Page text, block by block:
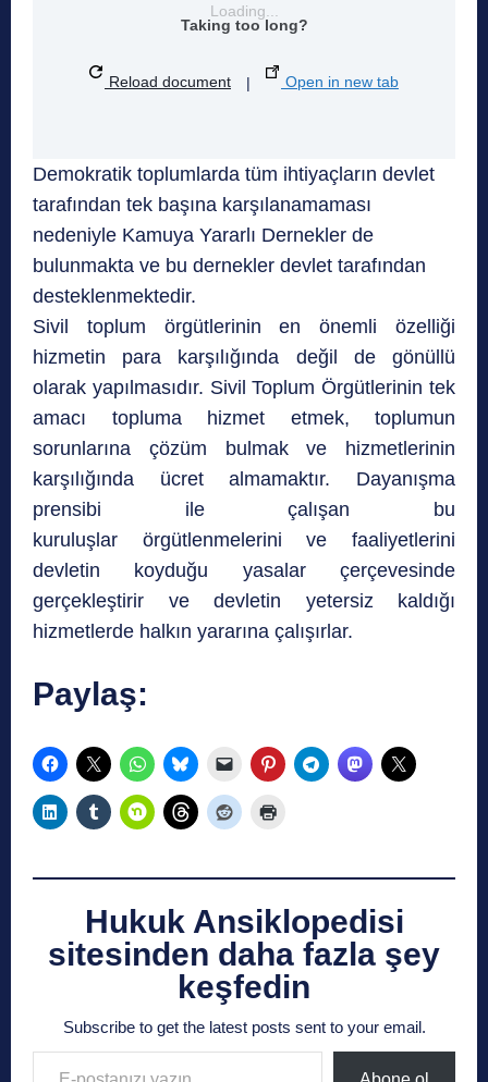
Loading...
Taking too long?
Reload document | Open in new tab
Demokratik toplumlarda tüm ihtiyaçların devlet
tarafından tek başına karşılanamaması
nedeniyle Kamuya Yararlı Dernekler de
bulunmakta ve bu dernekler devlet tarafından
desteklenmektedir.
Sivil toplum örgütlerinin en önemli özelliği
hizmetin para karşılığında değil de gönüllü
olarak yapılmasıdır. Sivil Toplum Örgütlerinin tek
amacı topluma hizmet etmek, toplumun
sorunlarına çözüm bulmak ve hizmetlerinin
karşılığında ücret almamaktır. Dayanışma
prensibi ile çalışan bu
kuruluşlar örgütlenmelerini ve faaliyetlerini
devletin koyduğu yasalar çerçevesinde
gerçekleştirir ve devletin yetersiz kaldığı
hizmetlerde halkın yararına çalışırlar.
Paylaş:
Hukuk Ansiklopedisi
sitesinden daha fazla şey
keşfedin
Subscribe to get the latest posts sent to your email.
E-postanızı yazın…